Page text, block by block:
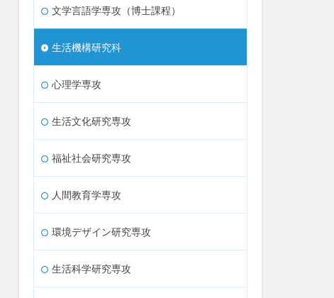
文学言語学専攻（博士課程）
生活機構研究科
心理学専攻
生活文化研究専攻
福祉社会研究専攻
人間教育学専攻
環境デザイン研究専攻
生活科学研究専攻